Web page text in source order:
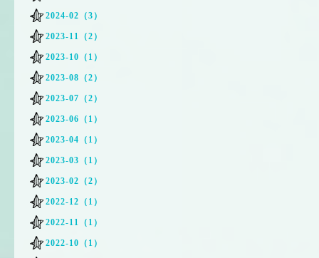
2024-02（3）
2023-11（2）
2023-10（1）
2023-08（2）
2023-07（2）
2023-06（1）
2023-04（1）
2023-03（1）
2023-02（2）
2022-12（1）
2022-11（1）
2022-10（1）